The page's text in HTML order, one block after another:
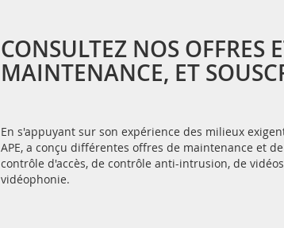
CONSULTEZ NOS OFFRES
MAINTENANCE, ET
En s'appuyant sur son expérience des milieux
APE, a conçu différentes offres de maintenance et
contrôle d'accès, de contrôle anti-intrusion, de
vidéophonie.